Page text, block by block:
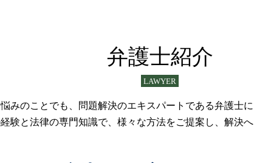
債務整理 札幌市
債務整理
債務整理 手遅れ
債務整理 進め方
債務整理 自己破産 違い
債務整理とは 法人
医療過誤 時効 弁護士
医療過誤 責任 個人
医療過誤 責任追及
医療過誤 弁護士
医療過誤訴訟 問題点
弁護士紹介
LAWYER
みのことでも、問題解決のエキスパートである弁護士
験と法律の専門知識で、様々な方法をご提案し、解決